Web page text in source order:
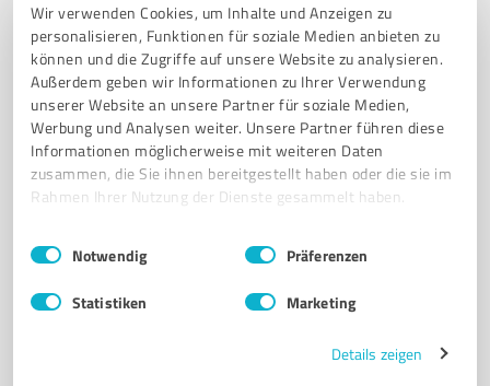
Wir verwenden Cookies, um Inhalte und Anzeigen zu
personalisieren, Funktionen für soziale Medien anbieten zu
können und die Zugriffe auf unsere Website zu analysieren.
Außerdem geben wir Informationen zu Ihrer Verwendung
unserer Website an unsere Partner für soziale Medien,
Werbung und Analysen weiter. Unsere Partner führen diese
Informationen möglicherweise mit weiteren Daten
zusammen, die Sie ihnen bereitgestellt haben oder die sie im
Rahmen Ihrer Nutzung der Dienste gesammelt haben.
Impressum Datenschutzbestimmungen
Einwilligungsauswahl
Notwendig Präferenzen
Statistiken Marketing
Details zeigen
KFZ-VERSICHERUNG KRANKENVERSICHERUNG
KRANKENZUSATZVERSICHERUNG LEBENSVERSICHERUNG
PFLEGETAGEGELD PFLEGEVERSICHERUNG PRIVATHAFTPFLICHT
RECHTSSCHUTZ RECHTSSCHUTZVERSICHERUNG RENTENVERSICHERUNG
RISIKOLEBENSVERSICHERUNG TIERHALTERHAFTPFLICHT
VERMÖGENSAUFBAU
ZAHNZUSATZVERSICHERUNG
Martin-Schmeißer-Weg 5, 44227 Dortmund